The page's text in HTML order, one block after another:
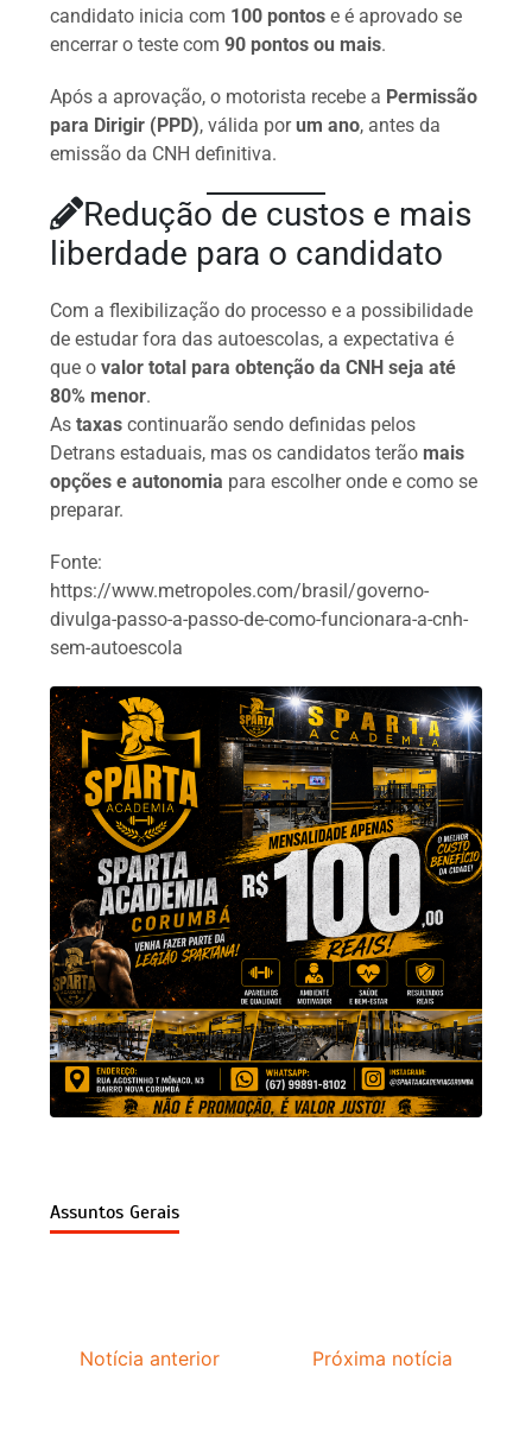
candidato inicia com 100 pontos e é aprovado se
encerrar o teste com90 pontos ou mais.
Após a aprovação, o motorista recebe a Permissão
para Dirigir (PPD), válida porum ano, antes da
emissão da CNH definitiva.
Redução de custos e mais
liberdade para o candidato
Com a flexibilização do processo e a possibilidade
de estudar fora das autoescolas, a expectativa é
que ovalor total para obtenção da CNH seja até
80% menor.
Astaxas continuarão sendo definidas pelos
Detrans estaduais, mas os candidatos terão mais
opções e autonomia para escolher onde e como se
preparar.
Fonte:
https://www.metropoles.com/brasil/governo-
divulga-passo-a-passo-de-como-funcionara-a-cnh-
sem-autoescola
Assuntos Gerais
Notícia anterior Próxima notícia